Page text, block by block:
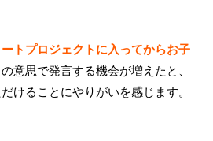
トプロジェクトに入ってからお子
意思で発言する機会が増えたと、
けることにやりがいを感じます。